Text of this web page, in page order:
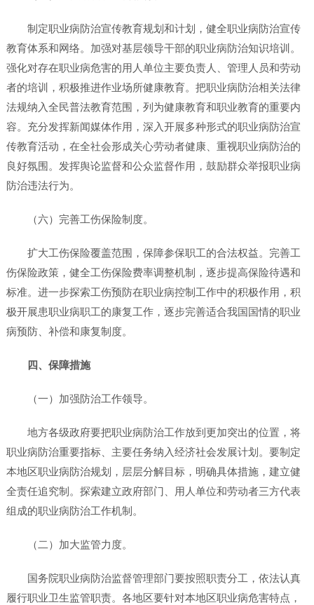
制定职业病防治宣传教育规划和计划，健全职业病防治宣传
教育体系和网络。加强对基层领导干部的职业病防治知识培训。
强化对存在职业病危害的用人单位主要负责人、管理人员和劳动
者的培训，积极推进作业场所健康教育。把职业病防治相关法律
法规纳入全民普法教育范围，列为健康教育和职业教育的重要内
容。充分发挥新闻媒体作用，深入开展多种形式的职业病防治宣
传教育活动，在全社会形成关心劳动者健康、重视职业病防治的
良好氛围。发挥舆论监督和公众监督作用，鼓励群众举报职业病
防治违法行为。
（六）完善工伤保险制度。
扩大工伤保险覆盖范围，保障参保职工的合法权益。完善工
伤保险政策，健全工伤保险费率调整机制，逐步提高保险待遇和
标准。进一步探索工伤预防在职业病控制工作中的积极作用，积
极开展患职业病职工的康复工作，逐步完善适合我国国情的职业
病预防、补偿和康复制度。
四、保障措施
（一）加强防治工作领导。
地方各级政府要把职业病防治工作放到更加突出的位置，将
职业病防治重要指标、主要任务纳入经济社会发展计划。要制定
本地区职业病防治规划，层层分解目标，明确具体措施，建立健
全责任追究制。探索建立政府部门、用人单位和劳动者三方代表
组成的职业病防治工作机制。
（二）加大监管力度。
国务院职业病防治监督管理部门要按照职责分工，依法认真
履行职业卫生监管职责。各地区要针对本地区职业病危害特点，